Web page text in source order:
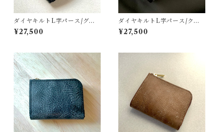
ダイヤキルトL字パース/グレ
ージュ×クロ
¥27,500
ダイヤキルトL字パース/クロ×
クロ
¥27,500